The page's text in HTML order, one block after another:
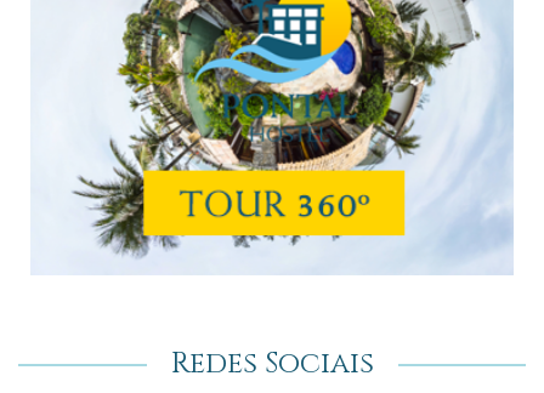
Redes Sociais